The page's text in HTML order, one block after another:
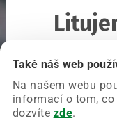
Také náš web
Na našem webu
informací o tom,
dozvíte zde.
Chyba nastala
Zkuste prosím